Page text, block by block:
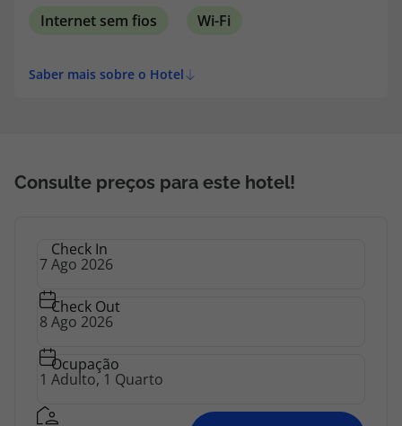
Internet sem fios Wi-Fi
Saber mais sobre o Hotel
Consulte preços para este hotel!
Check In
Check Out
Ocupação